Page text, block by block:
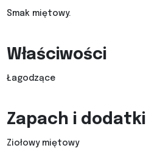
Smak miętowy.
Właściwości
Łagodzące
Zapach i dodatki
Ziołowy miętowy